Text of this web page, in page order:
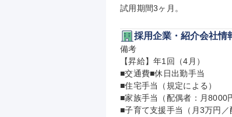
試用期間3ヶ月。
採用企業・紹介会社情
備考
【昇給】年1回（4月）
■交通費■休日出勤手当
■住宅手当（規定による）
■家族手当（配偶者：月8000
■子育て支援手当（月3万円／